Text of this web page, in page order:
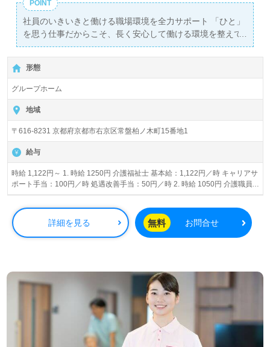
POINT
社員のいきいきと働ける職場環境を全力サポート 「ひと」
を思う仕事だからこそ、長く安心して働ける環境を整えて
いきます。 充実した福利厚生・教育制度の下、洛和会で一
緒に働きませんか？
形態
グループホーム
地域
〒616-8231 京都府京都市右京区常盤柏ノ木町15番地1
給与
時給 1,122円～ 1. 時給 1250円 介護福祉士 基本給：1,122円／時 キャリアサ
ポート手当：100円／時 処遇改善手当：50円／時 2. 時給 1050円 介護職員
初任者研修（ヘルパー2級）以上 基本給：980円 キャリアサポート手当：
100円／時 処遇改善手当：50円／時
詳細を見る 無料 お問合せ